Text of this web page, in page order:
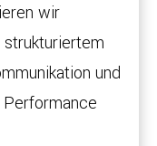
wir
und
Performance